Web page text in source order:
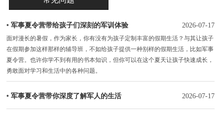
•军事夏令营带给孩子们深刻的军训体验 2026-07-17
面对漫长的暑假，作为家长，你有没有为孩子定制丰富的假期生活？与其让孩子
在假期参加这样那样的辅导班，不如给孩子提供一种别样的假期生活，比如军事
夏令营。也许你学不到有用的书本知识，但你可以在这个夏天让孩子快速成长，
勇敢面对学习和生活中的各种问题。
•军事夏令营带你深度了解军人的生活 2026-07-17